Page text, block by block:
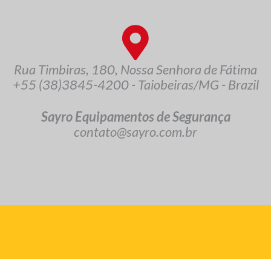
Rua Timbiras, 180, Nossa Senhora de Fátima
+55 (38)3845-4200 - Taiobeiras/MG - Brazil
Sayro Equipamentos de Segurança
contato@sayro.com.br